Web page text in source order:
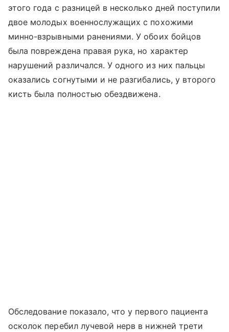
этого года с разницей в несколько дней поступили
двое молодых военнослужащих с похожими
минно-взрывными ранениями. У обоих бойцов
была повреждена правая рука, но характер
нарушений различался. У одного из них пальцы
оказались согнутыми и не разгибались, у второго
кисть была полностью обездвижена.
Обследование показало, что у первого пациента
осколок перебил лучевой нерв в нижней трети